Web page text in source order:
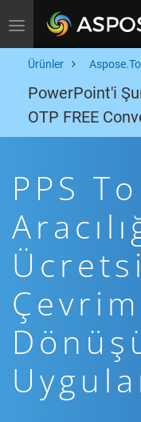
Toggle navigation
Ürünler
PowerPoint'i
OTP FREE
PPS